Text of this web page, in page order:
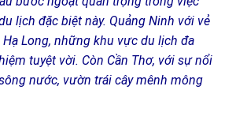
lịch đặc biệt này. Quảng Ninh với vẻ
Long, những khu vực du lịch đa
tuyệt vời. Còn Cần Thơ, với sự nổi
nước, vườn trái cây mênh mông